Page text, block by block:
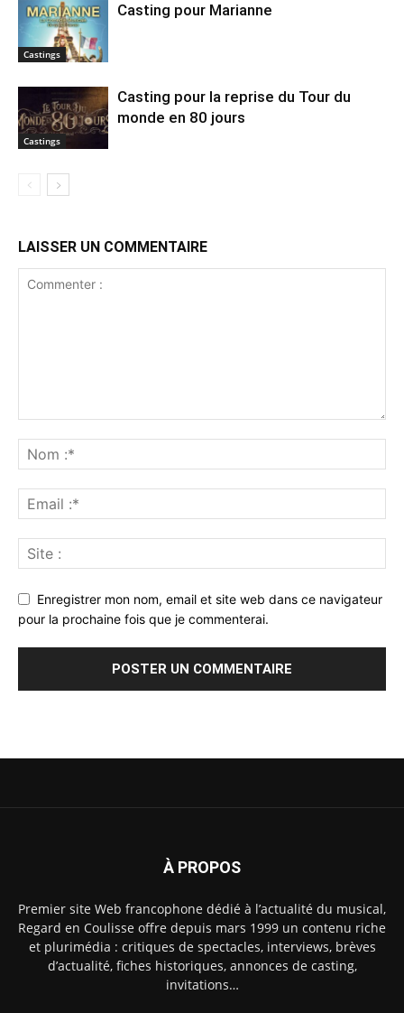
Castings
Casting pour Marianne
Castings
Casting pour la reprise du Tour du
monde en 80 jours
LAISSER UN COMMENTAIRE
Enregistrer mon nom, email et site web dans ce navigateur
pour la prochaine fois que je commenterai.
À PROPOS
Premier site Web francophone dédié à l’actualité du musical,
Regard en Coulisse offre depuis mars 1999 un contenu riche
et plurimédia : critiques de spectacles, interviews, brèves
d’actualité, fiches historiques, annonces de casting,
invitations…